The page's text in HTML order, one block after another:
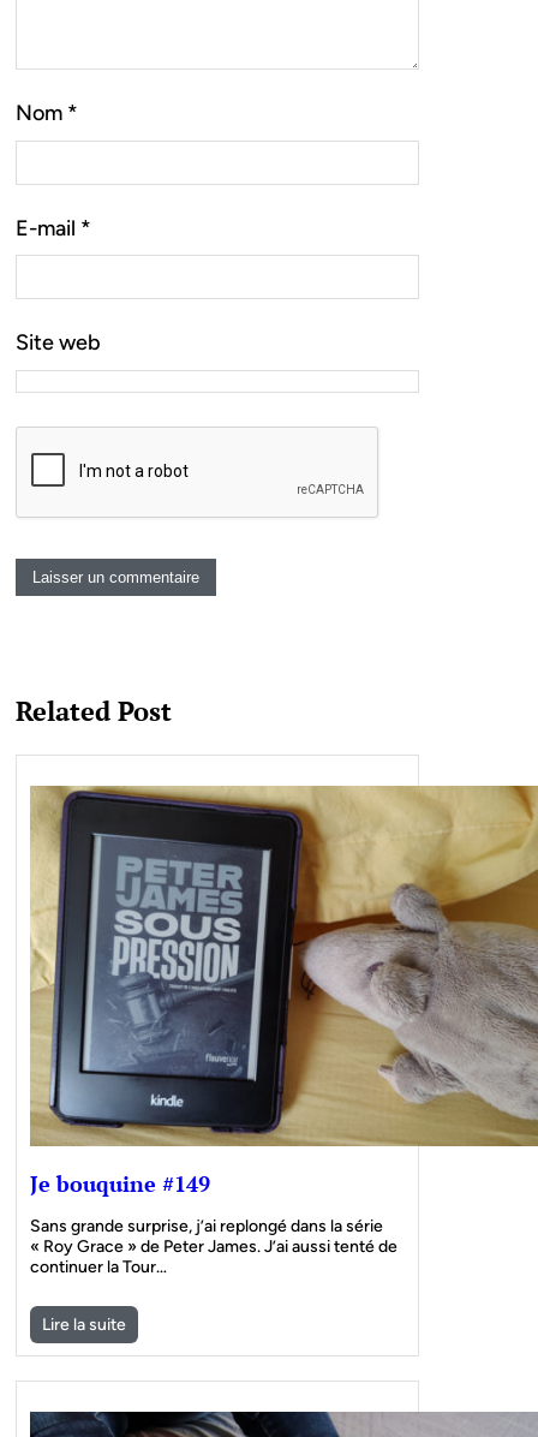
Nom *
E-mail *
Site web
Related Post
Je bouquine #149
Sans grande surprise, j’ai replongé dans la série
« Roy Grace » de Peter James. J’ai aussi tenté de
continuer la Tour…
Lire la suite